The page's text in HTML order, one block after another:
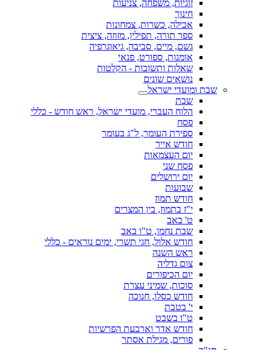
זוגיות, משפחה, צניעות
חינוך
אכילה, כשרות, צמחונות
ספר תורה, תפילין, מזוזה, ציצית
גשם, מיים, סביבה, גיאוגרפיה
אומנות, ספורט, פנאי
שאלות ותשובות - הקלטות
נושאים שונים
שבת ומועדי ישראל
שבת
הלוח העברי, מועדי ישראל, ראש חודש - כללי
פסח
ספירת העומר, ל"ג בעומר
חודש אייר
יום העצמאות
פסח שני
יום ירושלים
שבועות
חודש תמוז
י"ז בתמוז, בין המצרים
ט' באב
שבת נחמו, ט"ו באב
חודש אלול, חגי תשרי, ימים נוראים - כללי
ראש השנה
צום גדליה
יום הכיפורים
סוכות, שמיני עצרת
חודש כסלו, חנוכה
י' בטבת
ט"ו בשבט
חודש אדר וארבעת הפרשיות
פורים, מגילת אסתר